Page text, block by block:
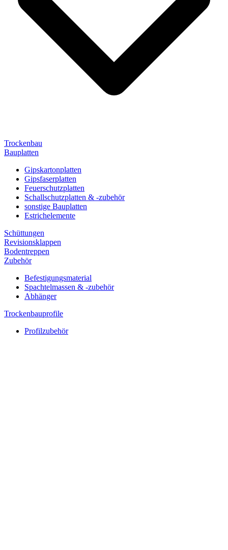
Trockenbau
Bauplatten
Gipskartonplatten
Gipsfaserplatten
Feuerschutzplatten
Schallschutzplatten & -zubehör
sonstige Bauplatten
Estrichelemente
Schüttungen
Revisionsklappen
Bodentreppen
Zubehör
Befestigungsmaterial
Spachtelmassen & -zubehör
Abhänger
Trockenbauprofile
Profilzubehör